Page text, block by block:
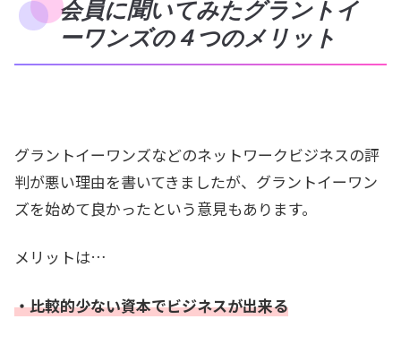
会員に聞いてみたグラントイ
ーワンズの４つのメリット
グラントイーワンズなどのネットワークビジネスの評
判が悪い理由を書いてきましたが、グラントイーワン
ズを始めて良かったという意見もあります。
メリットは…
・比較的少ない資本でビジネスが出来る